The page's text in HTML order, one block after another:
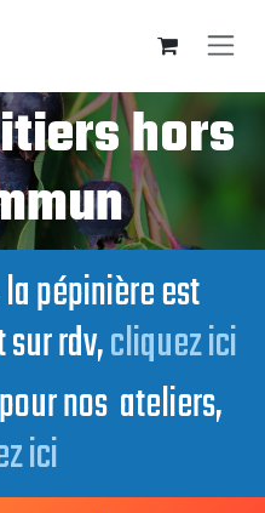
hors
pépinière est
rdv,cliquez ici
nos ateliers,
ici